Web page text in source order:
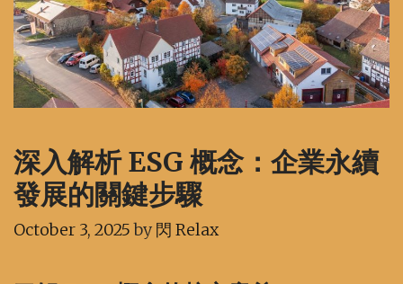
深入解析 ESG 概念：企業永續
發展的關鍵步驟
October 3, 2025 by 閃 Relax